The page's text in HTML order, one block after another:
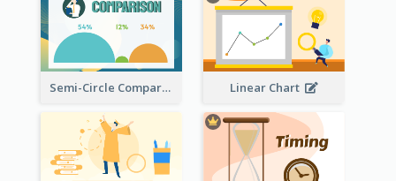
Semi-Circle Comparison Linear Chart